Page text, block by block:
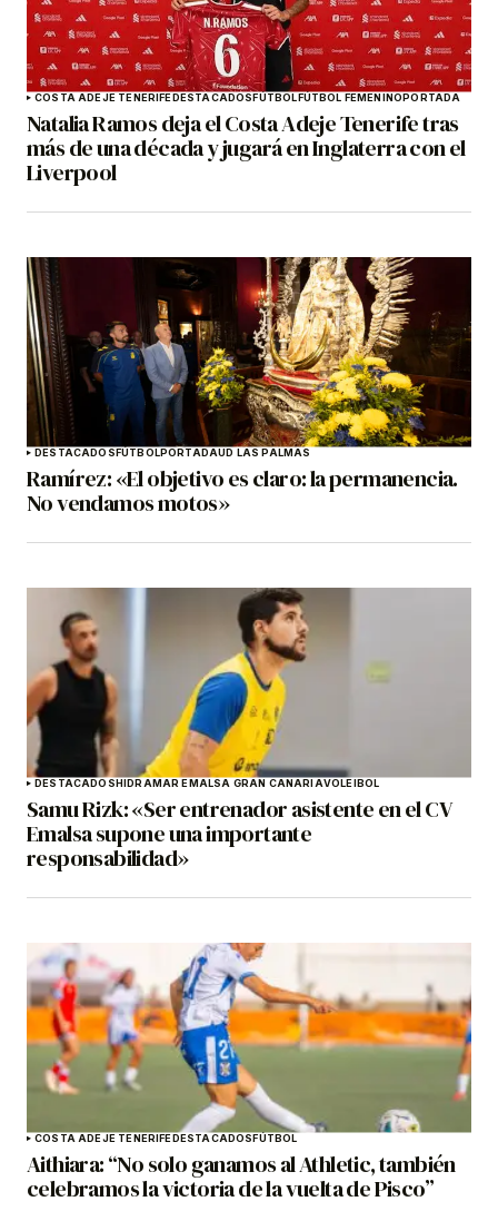
COSTA ADEJE TENERIFEDESTACADOSFÚTBOLFÚTBOL FEMENINOPORTADA
Natalia Ramos deja el Costa Adeje Tenerife tras
más de una década y jugará en Inglaterra con el
Liverpool
DESTACADOSFÚTBOLPORTADAUD LAS PALMAS
Ramírez: «El objetivo es claro: la permanencia.
No vendamos motos»
DESTACADOSHIDRAMAR EMALSA GRAN CANARIAVOLEIBOL
Samu Rizk: «Ser entrenador asistente en el CV
Emalsa supone una importante
responsabilidad»
COSTA ADEJE TENERIFEDESTACADOSFÚTBOL
Aithiara: “No solo ganamos al Athletic, también
celebramos la victoria de la vuelta de Pisco”